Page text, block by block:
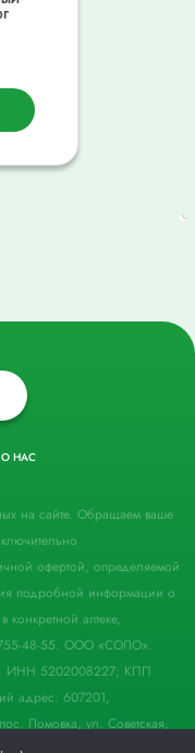
О НАС
на сайте. Обращаем ваше
офертой, определяемой
подробной информации о
аптеке,
48-55. ООО «СОЛО».
ИНН 5202008227; КПП
адрес: 607201,
Ломовка, ул. Советская,